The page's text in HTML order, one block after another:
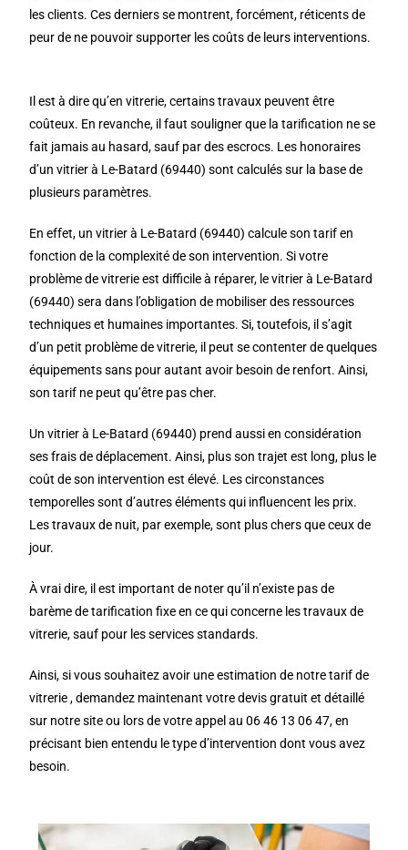
les clients. Ces derniers se montrent, forcément, réticents de
peur de ne pouvoir supporter les coûts de leurs interventions.
Il est à dire qu’en vitrerie, certains travaux peuvent être
coûteux. En revanche, il faut souligner que la tarification ne se
fait jamais au hasard, sauf par des escrocs. Les honoraires
d’un vitrier à Le-Batard (69440) sont calculés sur la base de
plusieurs paramètres.
En effet, un vitrier à Le-Batard (69440) calcule son tarif en
fonction de la complexité de son intervention. Si votre
problème de vitrerie est difficile à réparer, le vitrier à Le-Batard
(69440) sera dans l’obligation de mobiliser des ressources
techniques et humaines importantes. Si, toutefois, il s’agit
d’un petit problème de vitrerie, il peut se contenter de quelques
équipements sans pour autant avoir besoin de renfort. Ainsi,
son tarif ne peut qu’être pas cher.
Un vitrier à Le-Batard (69440) prend aussi en considération
ses frais de déplacement. Ainsi, plus son trajet est long, plus le
coût de son intervention est élevé. Les circonstances
temporelles sont d’autres éléments qui influencent les prix.
Les travaux de nuit, par exemple, sont plus chers que ceux de
jour.
À vrai dire, il est important de noter qu’il n’existe pas de
barème de tarification fixe en ce qui concerne les travaux de
vitrerie, sauf pour les services standards.
Ainsi, si vous souhaitez avoir une estimation de notre tarif de
vitrerie , demandez maintenant votre devis gratuit et détaillé
sur notre site ou lors de votre appel au 06 46 13 06 47, en
précisant bien entendu le type d’intervention dont vous avez
besoin.